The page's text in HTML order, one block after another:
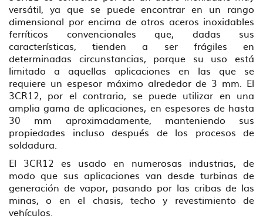
versátil, ya que se puede encontrar en un rango
dimensional por encima de otros aceros inoxidables
ferríticos convencionales que, dadas sus
características, tienden a ser frágiles en
determinadas circunstancias, porque su uso está
limitado a aquellas aplicaciones en las que se
requiere un espesor máximo alrededor de 3 mm. El
3CR12, por el contrario, se puede utilizar en una
amplia gama de aplicaciones, en espesores de hasta
30 mm aproximadamente, manteniendo sus
propiedades incluso después de los procesos de
soldadura.
El 3CR12 es usado en numerosas industrias, de
modo que sus aplicaciones van desde turbinas de
generación de vapor, pasando por las cribas de las
minas, o en el chasis, techo y revestimiento de
vehículos.